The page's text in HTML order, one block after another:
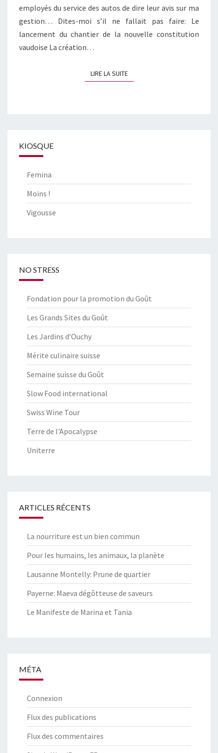
employés du service des autos de dire leur avis sur ma
gestion… Dites-moi s’il ne fallait pas faire: Le
lancement du chantier de la nouvelle constitution
vaudoise La création…
LIRE LA SUITELIRE LA SUITE
KIOSQUE
Femina
Moins !
Vigousse
NO STRESS
Fondation pour la promotion du Goût
Les Grands Sites du Goût
Les Jardins d’Ouchy
Mérite culinaire suisse
Semaine suisse du Goût
Slow Food international
Swiss Wine Tour
Terre de l'Apocalypse
Uniterre
ARTICLES RÉCENTS
La nourriture est un bien commun
Pour les humains, les animaux, la planète
Lausanne Montelly: Prune de quartier
Payerne: Maeva dégôtteuse de saveurs
Le Manifeste de Marina et Tania
MÉTA
Connexion
Flux des publications
Flux des commentaires